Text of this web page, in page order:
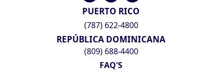
PUERTO RICO
(787) 622-4800
REPÚBLICA DOMINICANA
(809) 688-4400
FAQ'S